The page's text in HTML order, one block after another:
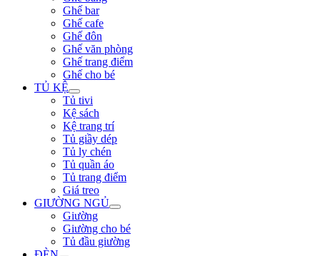
Ghế bar
Ghế cafe
Ghế đôn
Ghế văn phòng
Ghế trang điểm
Ghế cho bé
TỦ KỆ
Tủ tivi
Kệ sách
Kệ trang trí
Tủ giầy dép
Tủ ly chén
Tủ quần áo
Tủ trang điểm
Giá treo
GIƯỜNG NGỦ
Giường
Giường cho bé
Tủ đầu giường